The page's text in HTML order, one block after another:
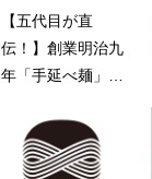
【五代目が直
伝！】創業明治九
年「手延べ麺」を
でる３つの秘訣
あさくちさとしょ
うフェアｉｎ岡山
高島屋